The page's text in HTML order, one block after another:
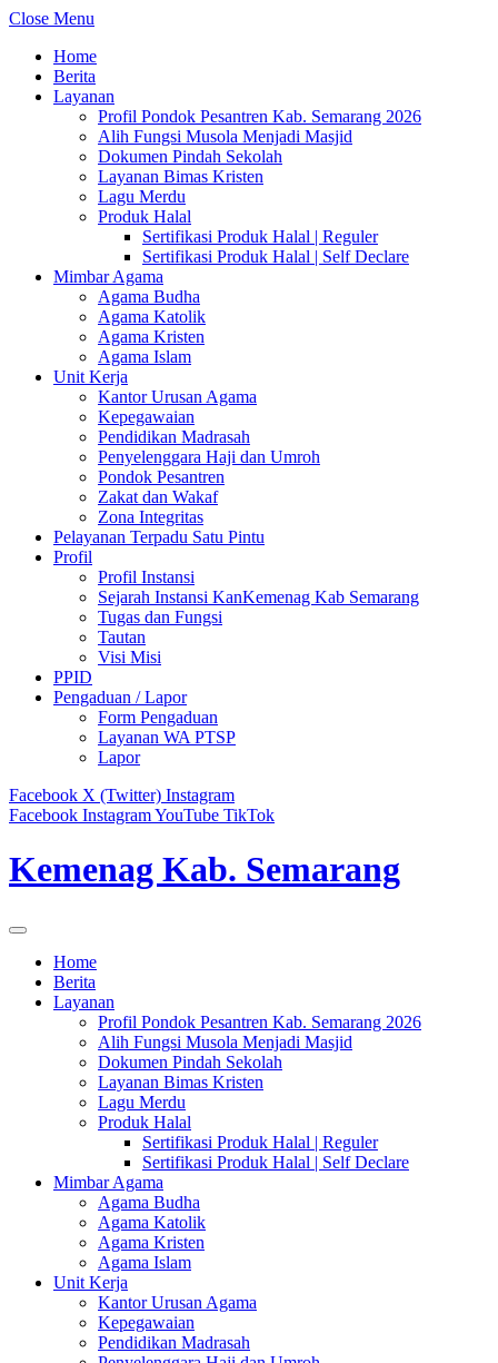
Close Menu
Home
Berita
Layanan
Profil Pondok Pesantren Kab. Semarang 2026
Alih Fungsi Musola Menjadi Masjid
Dokumen Pindah Sekolah
Layanan Bimas Kristen
Lagu Merdu
Produk Halal
Sertifikasi Produk Halal | Reguler
Sertifikasi Produk Halal | Self Declare
Mimbar Agama
Agama Budha
Agama Katolik
Agama Kristen
Agama Islam
Unit Kerja
Kantor Urusan Agama
Kepegawaian
Pendidikan Madrasah
Penyelenggara Haji dan Umroh
Pondok Pesantren
Zakat dan Wakaf
Zona Integritas
Pelayanan Terpadu Satu Pintu
Profil
Profil Instansi
Sejarah Instansi KanKemenag Kab Semarang
Tugas dan Fungsi
Tautan
Visi Misi
PPID
Pengaduan / Lapor
Form Pengaduan
Layanan WA PTSP
Lapor
Facebook X (Twitter) Instagram
Facebook InstagramYouTube TikTok
Kemenag Kab. Semarang
Home
Berita
Layanan
Profil Pondok Pesantren Kab. Semarang 2026
Alih Fungsi Musola Menjadi Masjid
Dokumen Pindah Sekolah
Layanan Bimas Kristen
Lagu Merdu
Produk Halal
Sertifikasi Produk Halal | Reguler
Sertifikasi Produk Halal | Self Declare
Mimbar Agama
Agama Budha
Agama Katolik
Agama Kristen
Agama Islam
Unit Kerja
Kantor Urusan Agama
Kepegawaian
Pendidikan Madrasah